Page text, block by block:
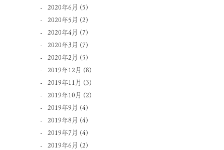
2020年6月 (5)
2020年5月 (2)
2020年4月 (7)
2020年3月 (7)
2020年2月 (5)
2019年12月 (8)
2019年11月 (3)
2019年10月 (2)
2019年9月 (4)
2019年8月 (4)
2019年7月 (4)
2019年6月 (2)